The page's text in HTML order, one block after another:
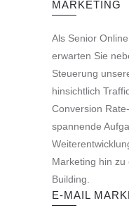
MARKETING
Als Senior
erwarten Sie
Steuerung
hinsichtlich
Conversion
spannende
Marketing hin
Building.
E-MAIL